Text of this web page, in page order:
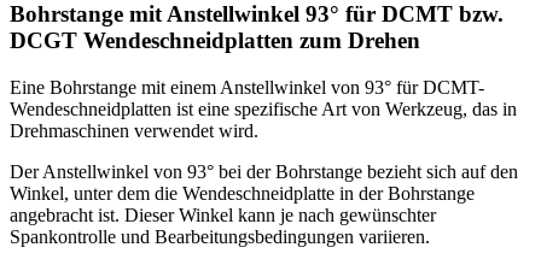
Bohrstange mit Anstellwinkel 93° für DCMT bzw.
DCGT Wendeschneidplatten zum Drehen
Eine Bohrstange mit einem Anstellwinkel von 93° für DCMT-
Wendeschneidplatten ist eine spezifische Art von Werkzeug, das in
Drehmaschinen verwendet wird.
Der Anstellwinkel von 93° bei der Bohrstange bezieht sich auf den
Winkel, unter dem die Wendeschneidplatte in der Bohrstange
angebracht ist. Dieser Winkel kann je nach gewünschter
Spankontrolle und Bearbeitungsbedingungen variieren.